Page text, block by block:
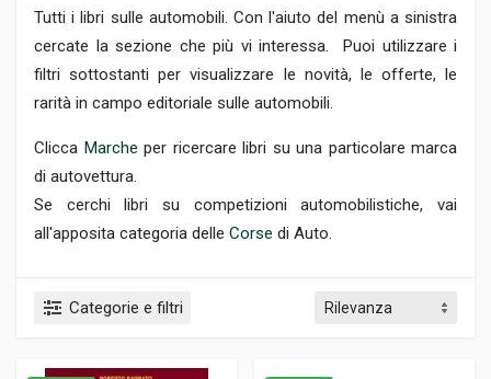
Tutti i libri sulle automobili. Con l'aiuto del menù a sinistra
cercate la sezione che più vi interessa. Puoi utilizzare i
filtri sottostanti per visualizzare le novità, le offerte, le
rarità in campo editoriale sulle automobili.
Clicca Marche per ricercare libri su una particolare marca
di autovettura.
Se cerchi libri su competizioni automobilistiche, vai
all'apposita categoria delle Corse di Auto.
Categorie e filtri